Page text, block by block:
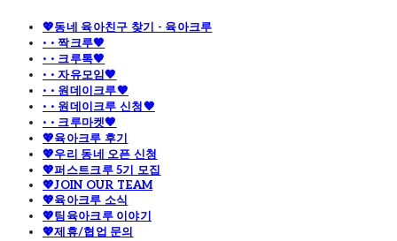
💖동네 육아친구 찾기 - 육아크루
· · 짝크루🧡
· · 크루톡🧡
· · 자유모임🧡
· · 원데이크루🧡
· · 원데이크루 신청🧡
· · 크루마켓🧡
💖육아크루 후기
💖우리 동네 오픈 신청
💖퍼스트크루 5기 모집
💖JOIN OUR TEAM
💖육아크루 소식
💖팀육아크루 이야기
💖제휴/협업 문의